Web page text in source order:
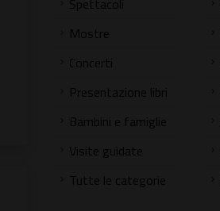
Spettacoli
Mostre
Concerti
Presentazione libri
Bambini e famiglie
Visite guidate
Tutte le categorie